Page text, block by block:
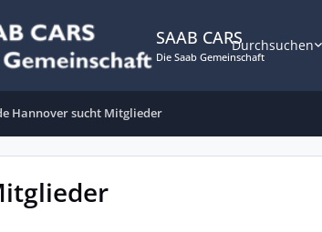
SAAB CARS
Die Saab Gemeinschaft
Durchsuchen
Hannover sucht Mitglieder